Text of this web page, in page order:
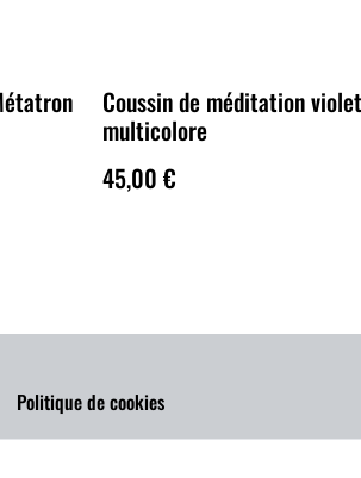
Coussin de méditation
multicolore
45,00 €
Politique de cookies